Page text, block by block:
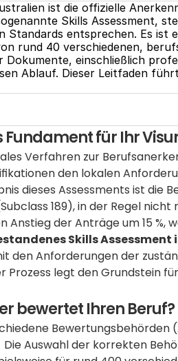
ist die offizielle
Skills Assessment,
Standards entsprechen. Es ist
rund 40 verschiedenen,
einschließlich
Ablauf. Dieser Leitfaden
Fundament für Ihr
Verfahren zur
den lokalen
dieses Assessments ist die
189), in der Regel
der Anträge um 15 %,
Skills
den Anforderungen der
Prozess legt den Grundstein
bewertet Ihren Beruf?
Bewertungsbehörden
Auswahl der korrekten